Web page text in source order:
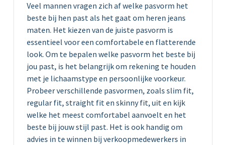
Veel mannen vragen zich af welke pasvorm het
beste bij hen past als het gaat om heren jeans
maten. Het kiezen van de juiste pasvorm is
essentieel voor een comfortabele en flatterende
look. Om te bepalen welke pasvorm het beste bij
jou past, is het belangrijk om rekening te houden
met je lichaamstype en persoonlijke voorkeur.
Probeer verschillende pasvormen, zoals slim fit,
regular fit, straight fit en skinny fit, uit en kijk
welke het meest comfortabel aanvoelt en het
beste bij jouw stijl past. Het is ook handig om
advies in te winnen bij verkoopmedewerkers in